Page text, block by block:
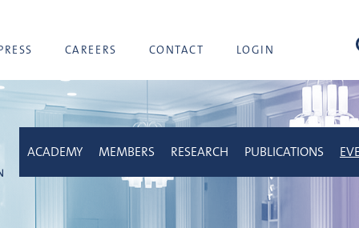
CAREERS CONTACT LOGIN
ACADEMY MEMBERS RESEARCH PUBLICATIONS